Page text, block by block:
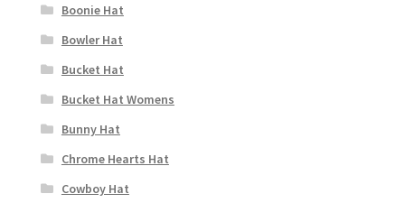
Boonie Hat
Bowler Hat
Bucket Hat
Bucket Hat Womens
Bunny Hat
Chrome Hearts Hat
Cowboy Hat